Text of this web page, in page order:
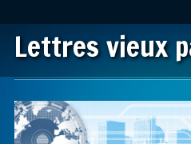
Lettres vieux
Main menu